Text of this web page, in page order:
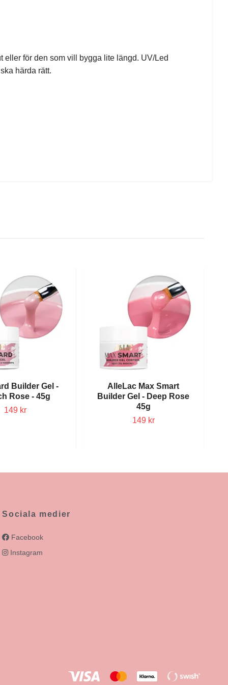
eller för den som vill bygga lite längd. UV/Led
härda rätt.
Builder Gel -
Rose - 45g
149 kr
AlleLac Max Smart
Builder Gel - Deep Rose
45g
149 kr
Sociala medier
Facebook
Instagram